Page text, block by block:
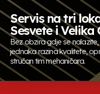
Servis na tri
Sesvete i Velika
Bez obzira gdje se
jednaka razina kvalitete,
stručan tim mehaničara.